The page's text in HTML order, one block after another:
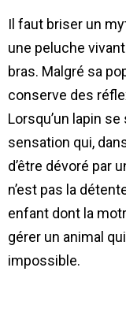
Il faut briser un
une peluche
bras. Malgré sa
conserve des
Lorsqu’un lapin
sensation qui,
d’être dévoré par
n’est pas la
enfant dont la
gérer un animal
impossible.